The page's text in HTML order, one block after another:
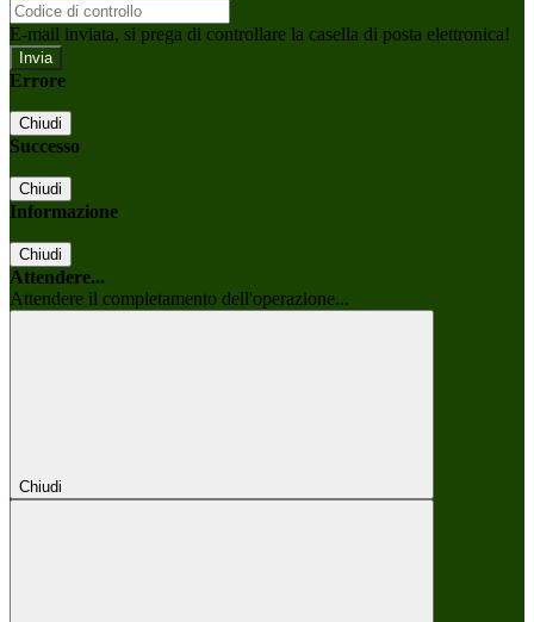
E-mail inviata, si prega di controllare la casella di posta elettronica!
Errore
Chiudi
Successo
Chiudi
Informazione
Chiudi
Attendere...
Attendere il completamento dell'operazione...
Chiudi